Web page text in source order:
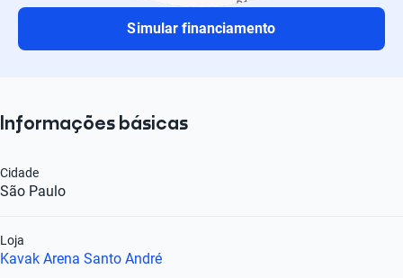
Simular financiamento
Informações básicas
São Paulo
Cidade
Kavak Arena Santo André
Loja